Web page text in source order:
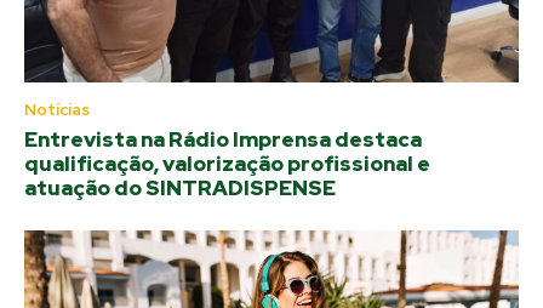
Notícias
Entrevista na Rádio Imprensa destaca
qualificação, valorização profissional e
atuação do SINTRADISPENSE